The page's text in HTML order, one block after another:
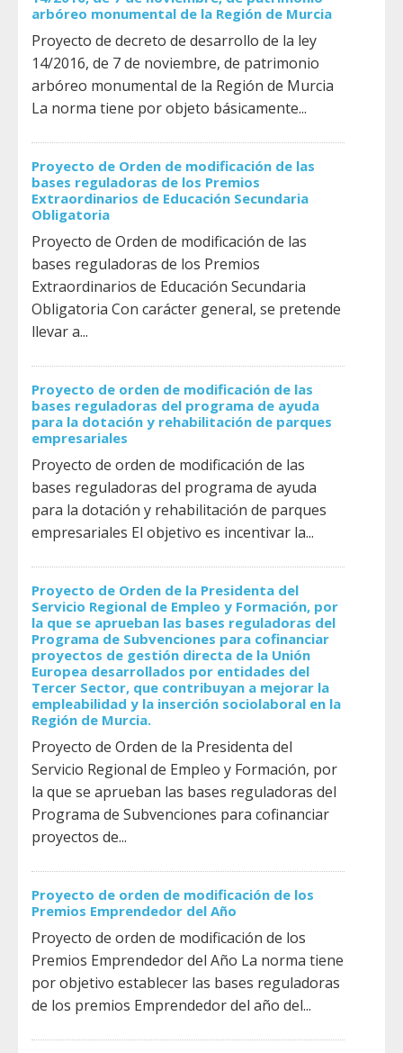
arbóreo monumental de la Región de Murcia
Proyecto de decreto de desarrollo de la ley
14/2016, de 7 de noviembre, de patrimonio
arbóreo monumental de la Región de Murcia
La norma tiene por objeto básicamente...
Proyecto de Orden de modificación de las
bases reguladoras de los Premios
Extraordinarios de Educación Secundaria
Obligatoria
Proyecto de Orden de modificación de las
bases reguladoras de los Premios
Extraordinarios de Educación Secundaria
Obligatoria Con carácter general, se pretende
llevar a...
Proyecto de orden de modificación de las
bases reguladoras del programa de ayuda
para la dotación y rehabilitación de parques
empresariales
Proyecto de orden de modificación de las
bases reguladoras del programa de ayuda
para la dotación y rehabilitación de parques
empresariales El objetivo es incentivar la...
Proyecto de Orden de la Presidenta del
Servicio Regional de Empleo y Formación, por
la que se aprueban las bases reguladoras del
Programa de Subvenciones para cofinanciar
proyectos de gestión directa de la Unión
Europea desarrollados por entidades del
Tercer Sector, que contribuyan a mejorar la
empleabilidad y la inserción sociolaboral en la
Región de Murcia.
Proyecto de Orden de la Presidenta del
Servicio Regional de Empleo y Formación, por
la que se aprueban las bases reguladoras del
Programa de Subvenciones para cofinanciar
proyectos de...
Proyecto de orden de modificación de los
Premios Emprendedor del Año
Proyecto de orden de modificación de los
Premios Emprendedor del Año La norma tiene
por objetivo establecer las bases reguladoras
de los premios Emprendedor del año del...